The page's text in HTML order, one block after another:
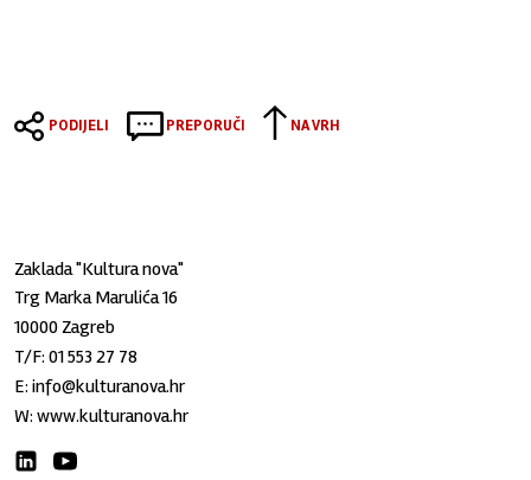
PODIJELI PREPORUČI NA VRH
Zaklada "Kultura nova"
Trg Marka Marulića 16
10000 Zagreb
T/F:01 553 27 78
E:info@kulturanova.hr
W:www.kulturanova.hr